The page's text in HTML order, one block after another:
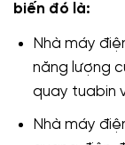
biến đó là:
Nhà máy
năng lượng
quay tuabin
Nhà máy